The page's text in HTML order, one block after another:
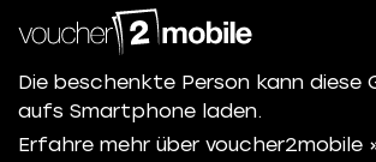
Die beschenkte Person kann diese
aufs Smartphone laden.
Erfahre mehr über voucher2mobile